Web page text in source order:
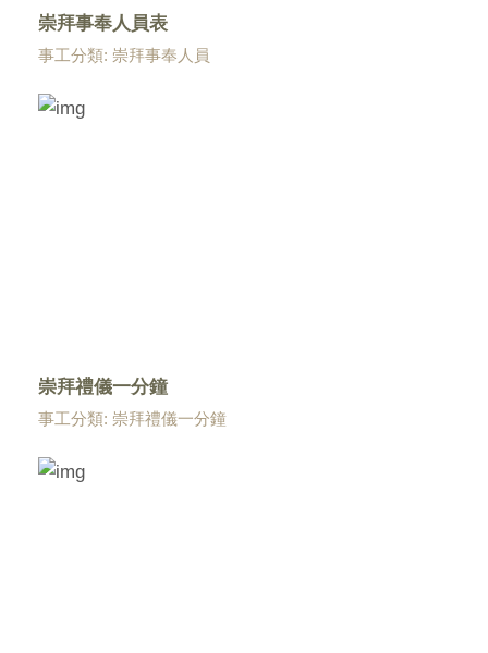
崇拜事奉人員表
事工分類: 崇拜事奉人員
崇拜禮儀一分鐘
事工分類: 崇拜禮儀一分鐘